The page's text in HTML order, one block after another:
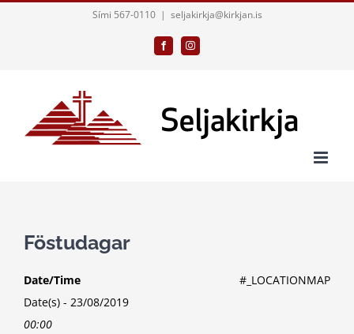
Sími 567-0110 | seljakirkja@kirkjan.is
FacebookInstagram
Föstudagar
#_LOCATIONMAP
Date/Time
Date(s) - 23/08/2019
00:00